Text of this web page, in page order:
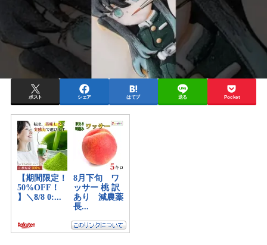
ポスト シェア はてブ 送る Pocket